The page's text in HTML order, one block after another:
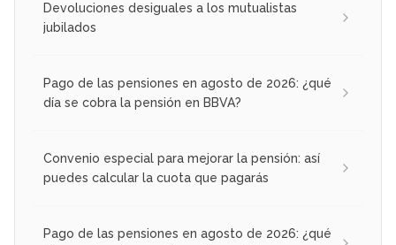
Devoluciones desiguales a los mutualistas
jubilados
Pago de las pensiones en agosto de 2026: ¿qué
día se cobra la pensión en BBVA?
Convenio especial para mejorar la pensión: así
puedes calcular la cuota que pagarás
Pago de las pensiones en agosto de 2026: ¿qué